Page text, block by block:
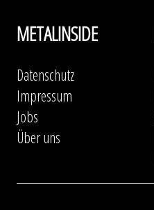
METALINSIDE
Datenschutz
Impressum
Jobs
Über uns